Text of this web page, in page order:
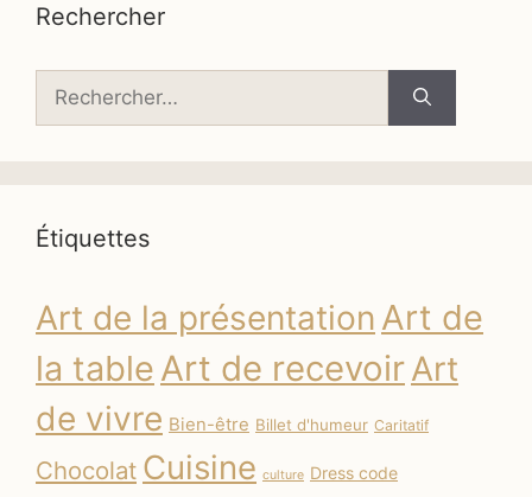
Rechercher
Étiquettes
Art de la présentation Art de
la table Art de recevoirArt
de vivre Bien-être Billet d'humeur Caritatif
Chocolat Cuisine culture Dress code